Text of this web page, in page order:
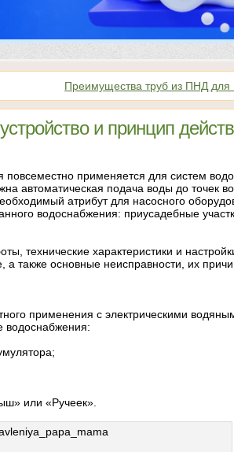
Преимущества труб из ПНД для
и принцип
повсеместно применяется для систем
автоматическая подача воды до точек
атрибут для насосного
водоснабжения: приусадебные
технические характеристики и
также основные неисправности, их
применения с электрическими
водоснабжения:
или «Ручеек».